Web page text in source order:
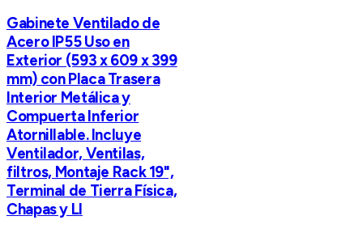
Gabinete Ventilado de
Acero IP55 Uso en
Exterior (593 x 609 x 399
mm) con Placa Trasera
Interior Metálica y
Compuerta Inferior
Atornillable. Incluye
Ventilador, Ventilas,
filtros, Montaje Rack 19",
Terminal de Tierra Física,
Chapas y Ll